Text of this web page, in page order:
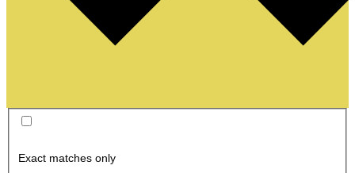
Exact matches only